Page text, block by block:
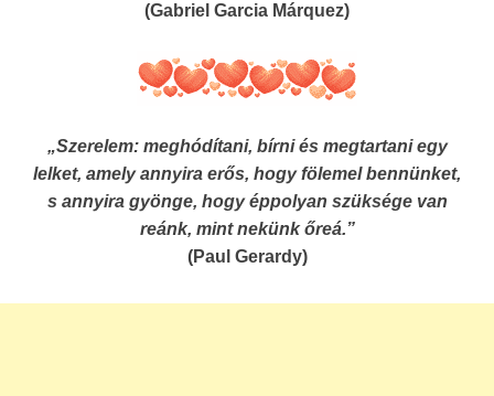
(Gabriel Garcia Márquez)
„Szerelem: meghódítani, bírni és megtartani egy
lelket, amely annyira erős, hogy fölemel bennünket,
s annyira gyönge, hogy éppolyan szüksége van
reánk, mint nekünk őreá.”
(Paul Gerardy)